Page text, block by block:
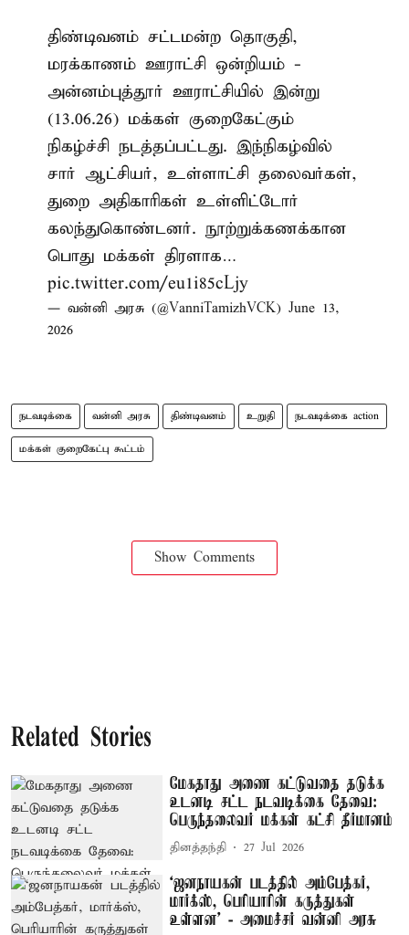
திண்டிவனம் சட்டமன்ற தொகுதி,
மரக்காணம் ஊராட்சி ஒன்றியம் -
அன்னம்புத்தூர் ஊராட்சியில் இன்று
(13.06.26) மக்கள் குறைகேட்கும்
நிகழ்ச்சி நடத்தப்பட்டது. இந்நிகழ்வில்
சார் ஆட்சியர், உள்ளாட்சி தலைவர்கள்,
துறை அதிகாரிகள் உள்ளிட்டோர்
கலந்துகொண்டனர். நூற்றுக்கணக்கான
பொது மக்கள் திரளாக…
pic.twitter.com/eu1i85cLjy
— வன்னி அரசு (@VanniTamizhVCK) June 13,
2026
நடவடிக்கை வன்னி அரசு திண்டிவனம் உறுதி நடவடிக்கை action
மக்கள் குறைகேட்பு கூட்டம்
Show Comments
Related Stories
மேகதாது அணை கட்டுவதை தடுக்க
உடனடி சட்ட நடவடிக்கை தேவை:
பெருந்தலைவர் மக்கள் கட்சி தீர்மானம்
தினத்தந்தி 27 Jul 2026
‘ஜனநாயகன் படத்தில் அம்பேத்கர்,
மார்க்ஸ், பெரியாரின் கருத்துகள்
உள்ளன’ - அமைச்சர் வன்னி அரசு